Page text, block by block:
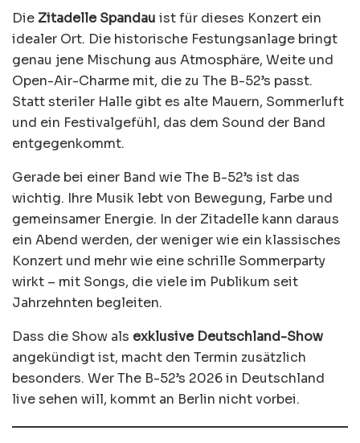
Die Zitadelle Spandau ist für dieses Konzert ein
idealer Ort. Die historische Festungsanlage bringt
genau jene Mischung aus Atmosphäre, Weite und
Open-Air-Charme mit, die zu The B-52’s passt.
Statt steriler Halle gibt es alte Mauern, Sommerluft
und ein Festivalgefühl, das dem Sound der Band
entgegenkommt.
Gerade bei einer Band wie The B-52’s ist das
wichtig. Ihre Musik lebt von Bewegung, Farbe und
gemeinsamer Energie. In der Zitadelle kann daraus
ein Abend werden, der weniger wie ein klassisches
Konzert und mehr wie eine schrille Sommerparty
wirkt – mit Songs, die viele im Publikum seit
Jahrzehnten begleiten.
Dass die Show als exklusive Deutschland-Show
angekündigt ist, macht den Termin zusätzlich
besonders. Wer The B-52’s 2026 in Deutschland
live sehen will, kommt an Berlin nicht vorbei.